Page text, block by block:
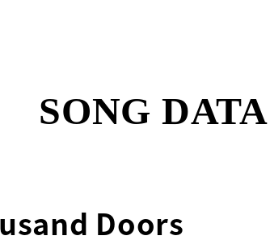
SONG DATA
Doors